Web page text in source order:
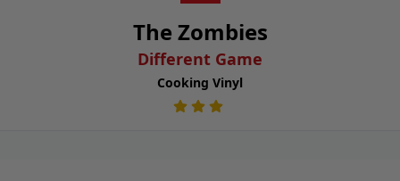
The Zombies
Different Game
Cooking Vinyl